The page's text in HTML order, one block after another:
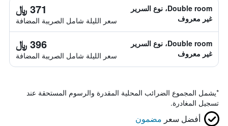
Double room، نوع السرير
غير معروف
371 ﷼
سعر الليلة شامل الصريبة المضافة
Double room، نوع السرير
غير معروف
396 ﷼
سعر الليلة شامل الصريبة المضافة
*يشمل المجموع الضرائب المحلية المقدرة والرسوم المستحقة عند
تسجيل المغادرة.
أفضل سعر مضمون